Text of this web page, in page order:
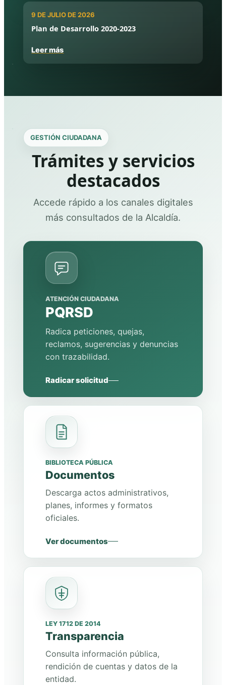
9 DE JULIO DE 2026
Plan de Desarrollo 2020-2023
Leer más
GESTIÓN CIUDADANA
Trámites y servicios
destacados
Accede rápido a los canales digitales
más consultados de la Alcaldía.
ATENCIÓN CIUDADANA
PQRSD
Radica peticiones, quejas,
reclamos, sugerencias y denuncias
con trazabilidad.
Radicar solicitud
BIBLIOTECA PÚBLICA
Documentos
Descarga actos administrativos,
planes, informes y formatos
oficiales.
Ver documentos
LEY 1712 DE 2014
Transparencia
Consulta información pública,
rendición de cuentas y datos de la
entidad.